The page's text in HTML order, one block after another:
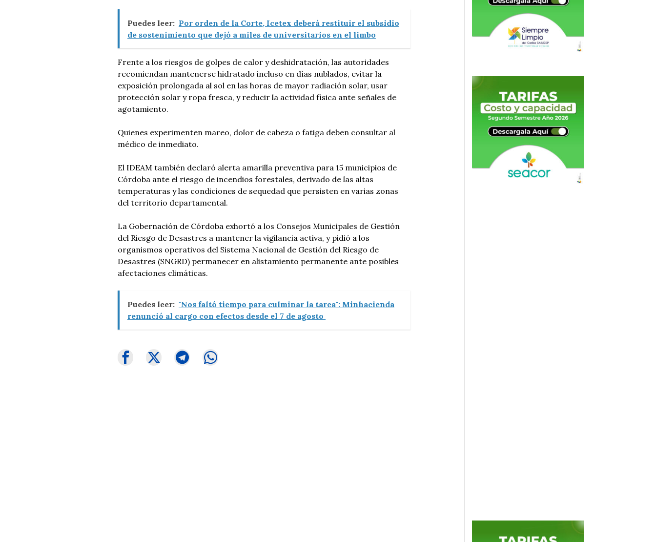
Puedes leer: Por orden de la Corte, Icetex deberá restituir el subsidio
de sostenimiento que dejó a miles de universitarios en el limbo
Frente a los riesgos de golpes de calor y deshidratación, las autoridades
recomiendan mantenerse hidratado incluso en días nublados, evitar la
exposición prolongada al sol en las horas de mayor radiación solar, usar
protección solar y ropa fresca, y reducir la actividad física ante señales de
agotamiento.
Quienes experimenten mareo, dolor de cabeza o fatiga deben consultar al
médico de inmediato.
El IDEAM también declaró alerta amarilla preventiva para 15 municipios de
Córdoba ante el riesgo de incendios forestales, derivado de las altas
temperaturas y las condiciones de sequedad que persisten en varias zonas
del territorio departamental.
La Gobernación de Córdoba exhortó a los Consejos Municipales de Gestión
del Riesgo de Desastres a mantener la vigilancia activa, y pidió a los
organismos operativos del Sistema Nacional de Gestión del Riesgo de
Desastres (SNGRD) permanecer en alistamiento permanente ante posibles
afectaciones climáticas.
Puedes leer: "Nos faltó tiempo para culminar la tarea": Minhacienda
renunció al cargo con efectos desde el 7 de agosto